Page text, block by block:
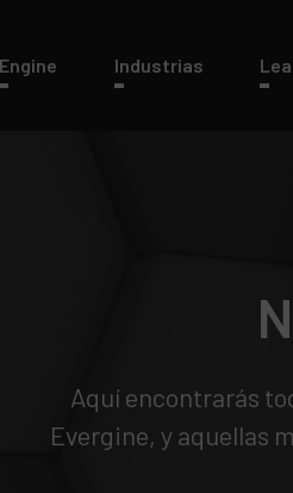
Engine Industrias
Aquí encontrarás
Evergine, y aquellas